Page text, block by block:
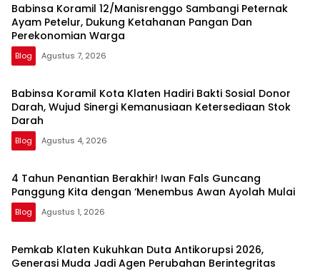
Babinsa Koramil 12/Manisrenggo Sambangi Peternak
Ayam Petelur, Dukung Ketahanan Pangan Dan
Perekonomian Warga
Blog Agustus 7, 2026
Babinsa Koramil Kota Klaten Hadiri Bakti Sosial Donor
Darah, Wujud Sinergi Kemanusiaan Ketersediaan Stok
Darah
Blog Agustus 4, 2026
4 Tahun Penantian Berakhir! Iwan Fals Guncang
Panggung Kita dengan ‘Menembus Awan Ayolah Mulai
Blog Agustus 1, 2026
Pemkab Klaten Kukuhkan Duta Antikorupsi 2026,
Generasi Muda Jadi Agen Perubahan Berintegritas